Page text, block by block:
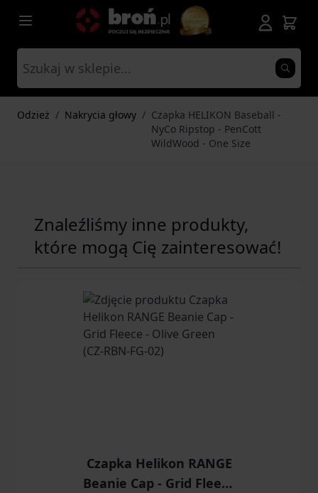
Przejdź do treści
Odzież / Nakrycia głowy / Czapka HELIKON Baseball -
NyCo Ripstop - PenCott
WildWood - One Size
Znaleźliśmy inne produkty,
które mogą Cię zainteresować!
Czapka Helikon RANGE
Beanie Cap - Grid Fleece